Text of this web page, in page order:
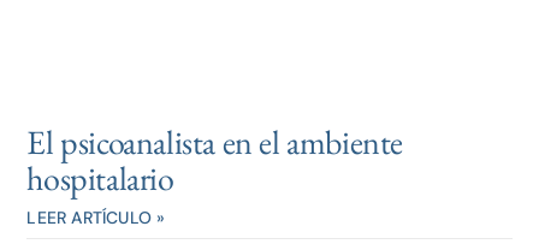
El psicoanalista en el ambiente
hospitalario
LEER ARTÍCULO »